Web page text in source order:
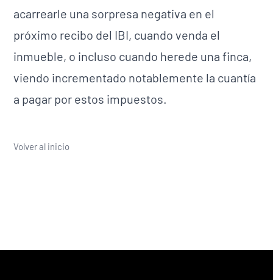
acarrearle una sorpresa negativa en el
próximo recibo del IBI, cuando venda el
inmueble, o incluso cuando herede una finca,
viendo incrementado notablemente la cuantía
a pagar por estos impuestos.
Volver al inicio